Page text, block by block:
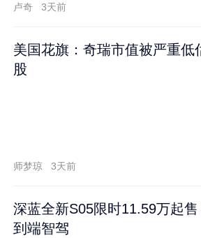
卢奇 3天前
美国花旗：奇瑞市值被严重低
股
师梦琼 3天前
深蓝全新S05限时11.59万起
到端智驾